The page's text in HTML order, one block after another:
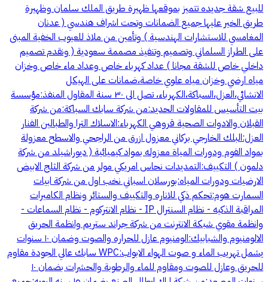
للبيع شقة جديده تتميز بموقعها ظهيرة طريق الملك سلمان وظهيرة
طريق الخير عليها جميع الضمانات وتحت اشراف هندسي ( عدنان
المغامسي للاستشارات الهندسية ) وتأمين من ملاذ للعيوب الخفية المبنى
على الطراز السلماني وتصميم وتنفيذ مصممة سعودية ( ونقدم تصميم
داخلي خاص للشقة مجانا ) عداد كهرباء خاص وعداد ماء خاص وخزان
مياه ارضي وخزان مياه علوي خاصة،ضمانات على الهيكل
الانشائي،العزل،السباكة،الكهرباء، تصل الى ٣٠ سنة المقاول المنفذ:مؤسسة
بيت التأسيس للمقاولات الحديد:من شركة سابك السباكة:من شركة
القبلان والادوات الصحية قروهي الكهرباء:الاسلاك الترا والطبالين الفنار
العزل:البلك الخارجي بركاني معزول ازرق من الراجحي والاسطح معزولة
بمواد الفوم ودورات المياة معزوله بمواد كيميائية ( ديوراشيلد من شركة
دلمون ) التكييف:التمديدات نحاس امريكي مولر من شركة الثلج الابيض
الارضيات ودورات المياه:بورسلان اسباني نخب اول من شركة ابيات
السمارت هوم:تحكم ذكي للاناره والتكييف والستائر ونظام الكاميرات
المراقبة الذكيه - نظام السنترال IP - نظام الانتركوم - نظام السماعات -
وانظمة مقوي شبكة الانترنت من شركة جراند ستريم وانظمة الحريق
الالومنيوم والشبابيك:الومنيوم عازل للحراره والصوت وضمان ١٠ سنوات
يشمل تهريب الماء و صوت الهواء الابواب:WPC سابك عالي الجودة مقاوم
للحريق وعازل للصوت ومقاوم للماء والرطوبة والحشرات بضمان ١٠